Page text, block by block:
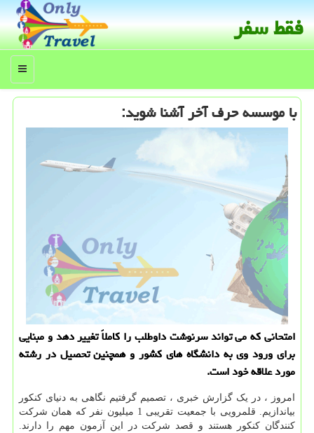
فقط سفر
منو
با موسسه حرف آخر آشنا شوید:
امتحانی كه می تواند سرنوشت داوطلب را كاملاً تغییر دهد و مبنایی
برای ورود وی به دانشگاه های كشور و همچنین تحصیل در رشته
مورد علاقه خود است.
امروز ، در یک گزارش خبری ، تصمیم گرفتیم نگاهی به دنیای کنکور
بیاندازیم. قلمرویی با جمعیت تقریبی 1 میلیون نفر که همان شرکت
کنندگان کنکور هستند و قصد شرکت در این آزمون مهم را دارند.